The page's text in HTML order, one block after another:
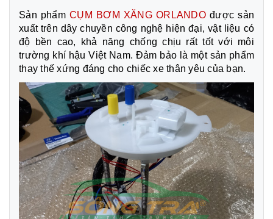
Sản phẩmCỤM BƠM XĂNG ORLANDOđược sản
xuất trên dây chuyền công nghệ hiện đại, vật liệu có
độ bền cao, khả năng chống chịu rất tốt với môi
trường khí hậu Việt Nam. Đảm bảo là một sản phẩm
thay thế xứng đáng cho chiếc xe thân yêu của bạn.